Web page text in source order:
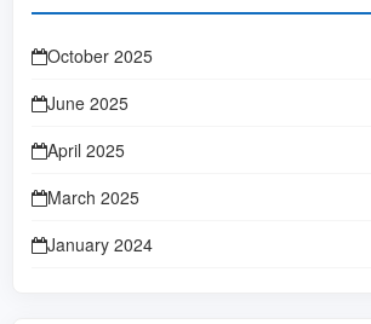
October 2025
June 2025
April 2025
March 2025
January 2024